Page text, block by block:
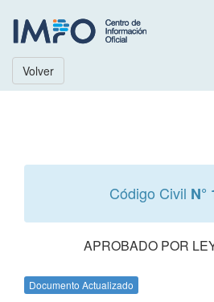
Volver
Código Civil N°
APROBADO POR
Documento Actualizado